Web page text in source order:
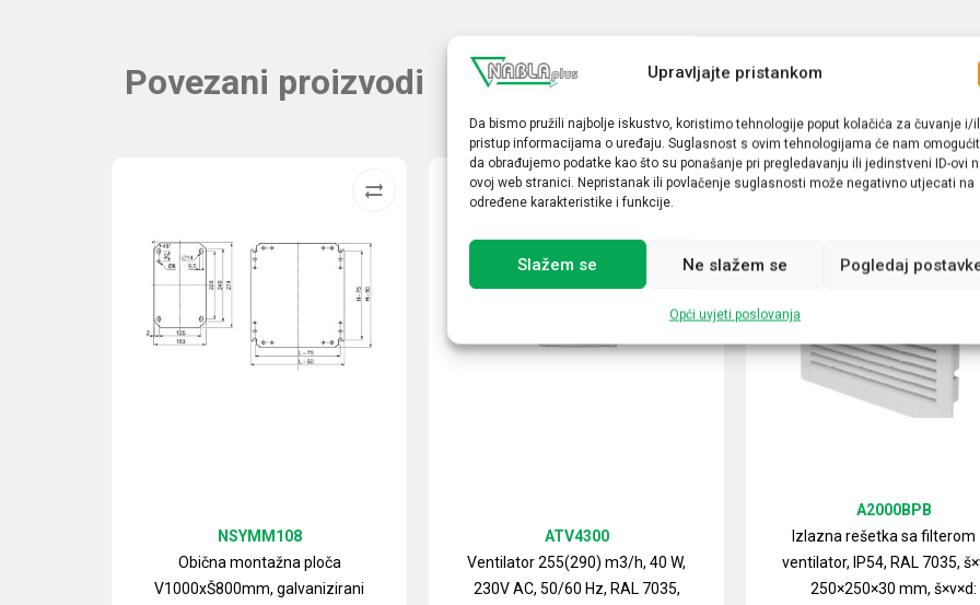
Upravljajte pristankom
Da bismo pružili najbolje iskustvo, koristimo tehnologije poput kolačića za čuvanje i/
pristup informacijama o uređaju. Suglasnost s ovim tehnologijama će nam
da obrađujemo podatke kao što su ponašanje pri pregledavanju ili jedinstveni ID-ovi
ovoj web stranici. Nepristanak ili povlačenje suglasnosti može negativno utjecati na
određene karakteristike i funkcije.
Slažem se Ne slažem se Pogledaj
Opći uvjeti poslovanja
Povezani proizvodi
Obična montažna ploča
V1000xŠ800mm, galvanizirani
NSYMM108
Ventilator 255(290) m3/h, 40 W,
230V AC, 50/60 Hz, RAL 7035,
ATV4300
Izlazna rešetka sa filterom
ventilator, IP54, RAL 7035,
250×250×30 mm, š×v×d:
A2000BPB